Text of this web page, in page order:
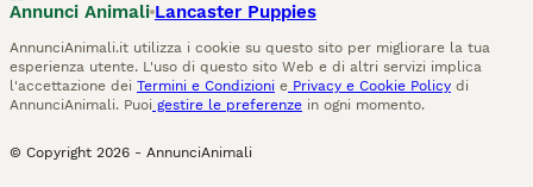
Annunci Animali Lancaster Puppies
AnnunciAnimali.it utilizza i cookie su questo sito per migliorare la tua
esperienza utente. L'uso di questo sito Web e di altri servizi implica
l'accettazione dei Termini e Condizioni e Privacy e Cookie Policy di
AnnunciAnimali. Puoi gestire le preferenze in ogni momento.
© Copyright 2026 - AnnunciAnimali